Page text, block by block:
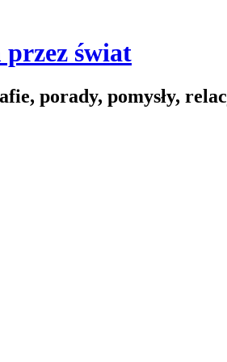
świat
porady, pomysły,